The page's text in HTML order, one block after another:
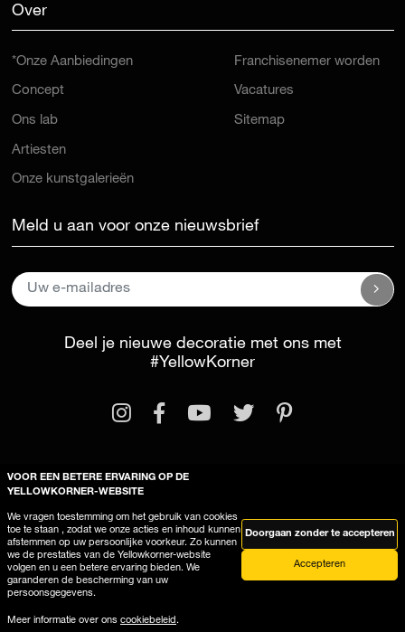
Over
*Onze Aanbiedingen
Concept
Ons lab
Artiesten
Onze kunstgalerieën
Franchisenemer worden
Vacatures
Sitemap
Meld u aan voor onze nieuwsbrief
Deel je nieuwe decoratie met ons met
#YellowKorner
Deze site gebruikt cookies
VOOR EEN BETERE ERVARING OP DE
YELLOWKORNER-WEBSITE
We vragen toestemming om het gebruik van cookies
toe te staan , zodat we onze acties en inhoud kunnen
afstemmen op uw persoonlijke voorkeur. Zo kunnen
we de prestaties van de Yellowkorner-website
volgen en u een betere ervaring bieden. We
garanderen de bescherming van uw
persoonsgegevens.
Meer informatie over ons cookiebeleid.
Doorgaan zonder te accepteren
Accepteren